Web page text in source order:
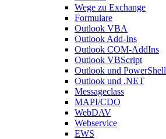
Wege zu Exchange
Formulare
Outlook VBA
Outlook Add-Ins
Outlook COM-AddIns
Outlook VBScript
Outlook und PowerShell
Outlook und .NET
Messageclass
MAPI/CDO
WebDAV
Webservice
EWS